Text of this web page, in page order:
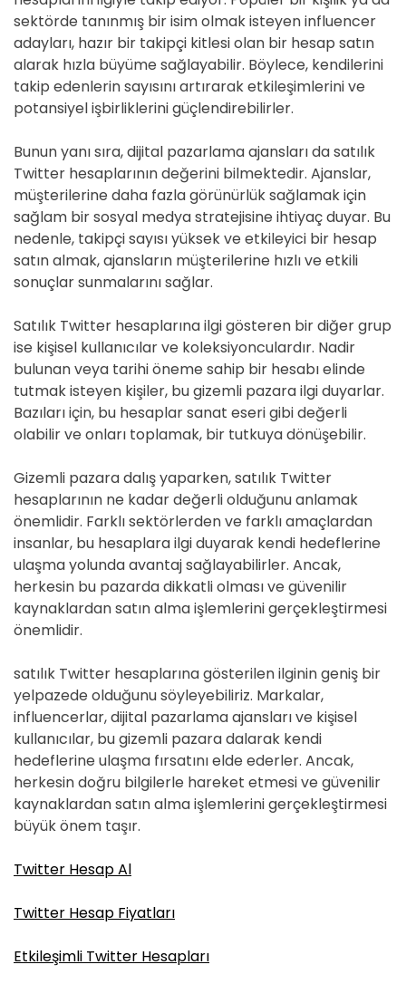
sektörde tanınmış bir isim olmak isteyen influencer
adayları, hazır bir takipçi kitlesi olan bir hesap satın
alarak hızla büyüme sağlayabilir. Böylece, kendilerini
takip edenlerin sayısını artırarak etkileşimlerini ve
potansiyel işbirliklerini güçlendirebilirler.
Bunun yanı sıra, dijital pazarlama ajansları da satılık
Twitter hesaplarının değerini bilmektedir. Ajanslar,
müşterilerine daha fazla görünürlük sağlamak için
sağlam bir sosyal medya stratejisine ihtiyaç duyar. Bu
nedenle, takipçi sayısı yüksek ve etkileyici bir hesap
satın almak, ajansların müşterilerine hızlı ve etkili
sonuçlar sunmalarını sağlar.
Satılık Twitter hesaplarına ilgi gösteren bir diğer grup
ise kişisel kullanıcılar ve koleksiyonculardır. Nadir
bulunan veya tarihi öneme sahip bir hesabı elinde
tutmak isteyen kişiler, bu gizemli pazara ilgi duyarlar.
Bazıları için, bu hesaplar sanat eseri gibi değerli
olabilir ve onları toplamak, bir tutkuya dönüşebilir.
Gizemli pazara dalış yaparken, satılık Twitter
hesaplarının ne kadar değerli olduğunu anlamak
önemlidir. Farklı sektörlerden ve farklı amaçlardan
insanlar, bu hesaplara ilgi duyarak kendi hedeflerine
ulaşma yolunda avantaj sağlayabilirler. Ancak,
herkesin bu pazarda dikkatli olması ve güvenilir
kaynaklardan satın alma işlemlerini gerçekleştirmesi
önemlidir.
satılık Twitter hesaplarına gösterilen ilginin geniş bir
yelpazede olduğunu söyleyebiliriz. Markalar,
influencerlar, dijital pazarlama ajansları ve kişisel
kullanıcılar, bu gizemli pazara dalarak kendi
hedeflerine ulaşma fırsatını elde ederler. Ancak,
herkesin doğru bilgilerle hareket etmesi ve güvenilir
kaynaklardan satın alma işlemlerini gerçekleştirmesi
büyük önem taşır.
Twitter Hesap Al
Twitter Hesap Fiyatları
Etkileşimli Twitter Hesapları